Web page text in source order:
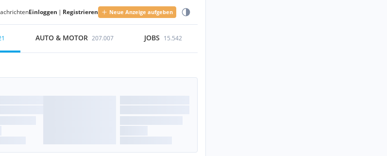
Einloggen | Registrieren Neue Anzeige aufgeben
AUTO & MOTOR 207.007 JOBS 15.542